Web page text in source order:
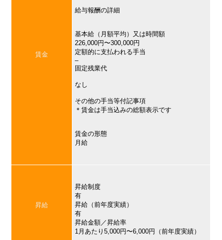
賃金
給与報酬の詳細
基本給（月額平均）又は時間額
226,000円〜300,000円
定額的に支払われる手当
–
固定残業代
なし
その他の手当等付記事項
＊賃金は手当込みの総額表示です
賃金の形態
月給
昇給
昇給制度
有
昇給（前年度実績）
有
昇給金額／昇給率
1月あたり5,000円〜6,000円（前年度実績）